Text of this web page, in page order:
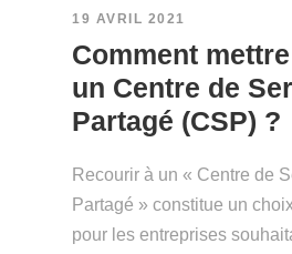
19 AVRIL 2021
Comment
un Centre de
Partagé (CSP) ?
Recourir à un « Centre de
Partagé » constitue un
pour les entreprises